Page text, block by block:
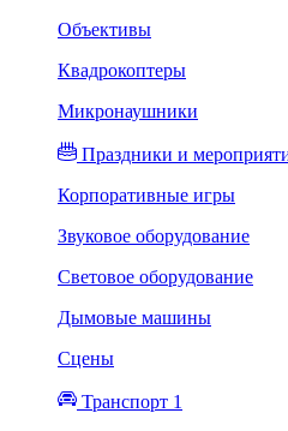
Объективы
Квадрокоптеры
Микронаушники
Праздники и
Корпоративные игры
Звуковое оборудование
Световое оборудование
Дымовые машины
Сцены
Транспорт 1